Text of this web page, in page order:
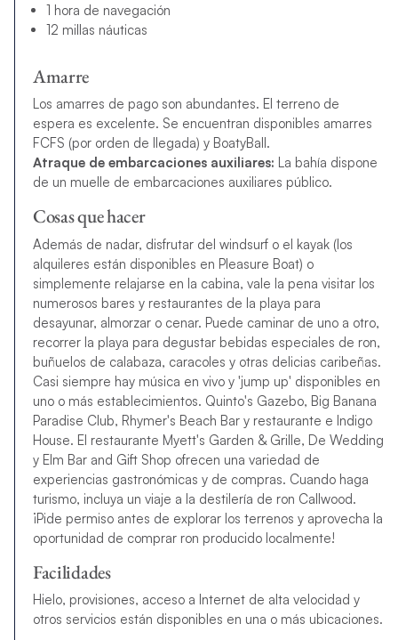
1 hora de navegación
12 millas náuticas
Amarre
Los amarres de pago son abundantes. El terreno de
espera es excelente. Se encuentran disponibles amarres
FCFS (por orden de llegada) y BoatyBall.
Atraque de embarcaciones auxiliares: La bahía dispone
de un muelle de embarcaciones auxiliares público.
Cosas que hacer
Además de nadar, disfrutar del windsurf o el kayak (los
alquileres están disponibles en Pleasure Boat) o
simplemente relajarse en la cabina, vale la pena visitar los
numerosos bares y restaurantes de la playa para
desayunar, almorzar o cenar. Puede caminar de uno a otro,
recorrer la playa para degustar bebidas especiales de ron,
buñuelos de calabaza, caracoles y otras delicias caribeñas.
Casi siempre hay música en vivo y 'jump up' disponibles en
uno o más establecimientos. Quinto's Gazebo, Big Banana
Paradise Club, Rhymer's Beach Bar y restaurante e Indigo
House. El restaurante Myett's Garden & Grille, De Wedding
y Elm Bar and Gift Shop ofrecen una variedad de
experiencias gastronómicas y de compras. Cuando haga
turismo, incluya un viaje a la destilería de ron Callwood.
¡Pide permiso antes de explorar los terrenos y aprovecha la
oportunidad de comprar ron producido localmente!
Facilidades
Hielo, provisiones, acceso a Internet de alta velocidad y
otros servicios están disponibles en una o más ubicaciones.